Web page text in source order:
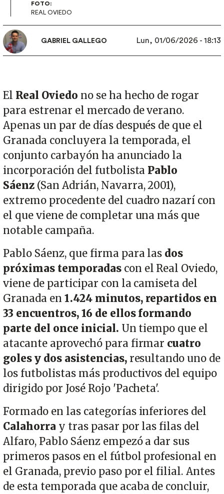
FOTO:
REAL OVIEDO
GABRIEL GALLEGO Lun, 01/06/2026 - 18:13
El Real Oviedo no se ha hecho de rogar
para estrenar el mercado de verano.
Apenas un par de días después de que el
Granada concluyera la temporada, el
conjunto carbayón ha anunciado la
incorporación del futbolista Pablo
Sáenz (San Adrián, Navarra, 2001),
extremo procedente del cuadro nazarí con
el que viene de completar una más que
notable campaña.
Pablo Sáenz, que firma para las dos
próximas temporadas con el Real Oviedo,
viene de participar con la camiseta del
Granada en 1.424 minutos, repartidos en
33 encuentros, 16 de ellos formando
parte del once inicial. Un tiempo que el
atacante aprovechó para firmar cuatro
goles y dos asistencias,resultando uno de
los futbolistas más productivos del equipo
dirigido por José Rojo 'Pacheta'.
Formado en las categorías inferiores del
Calahorra y tras pasar por las filas del
Alfaro, Pablo Sáenz empezó a dar sus
primeros pasos en el fútbol profesional en
el Granada, previo paso por el filial. Antes
de esta temporada que acaba de concluir,